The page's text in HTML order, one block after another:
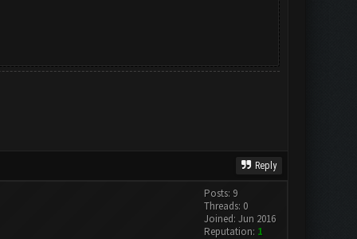
Reply
Posts: 9
Threads: 0
Joined: Jun 2016
Reputation: 1